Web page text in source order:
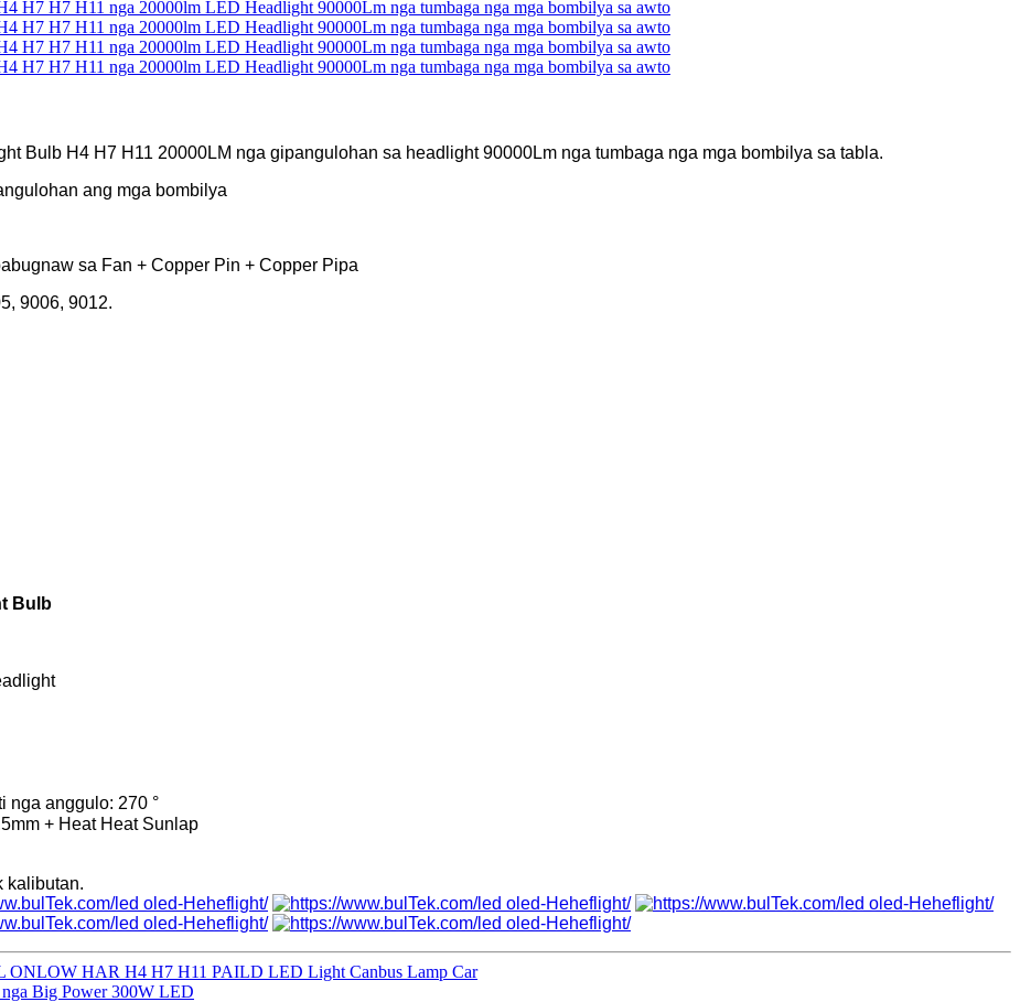
Bulb H4 H7 H11 20000LM nga gipangulohan sa headlight 90000Lm nga tumbaga nga mga bombilya sa tabla.
ang mga bombilya
sa Fan + Copper Pin + Copper Pipa
9006, 9012.
Bulb
nga anggulo: 270 °
+ Heat Heat Sunlap
kalibutan.
HAR H4 H7 H11 PAILD LED Light Canbus Lamp Car
Big Power 300W LED